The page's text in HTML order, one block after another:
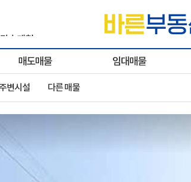
ㅣ대형..
매도매물 임대매물
변시설 다른 매물